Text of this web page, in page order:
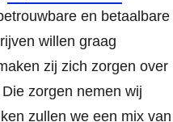
en betaalbare
willen graag
zij zich zorgen over
zorgen nemen wij
zullen we een mix van